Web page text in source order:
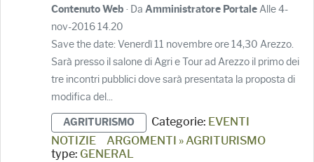
Contenuto Web · Da Amministratore PortaleAlle 4-
nov-2016 14.20
Save the date: Venerdì 11 novembre ore 14,30 Arezzo.
Sarà presso il salone di Agri e Tour ad Arezzo il primo dei
tre incontri pubblici dove sarà presentata la proposta di
modifica del...
AGRITURISMO Categorie: EVENTI
NOTIZIE
ARGOMENTI » AGRITURISMO
type: GENERAL